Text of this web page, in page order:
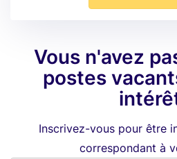
Vous n'avez
postes
Inscrivez-vous pour être
correspondant à